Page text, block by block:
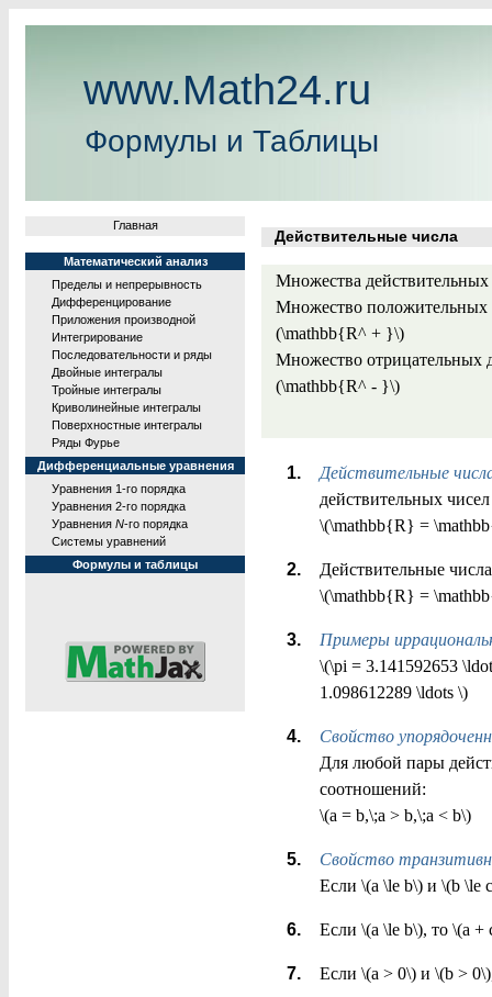
www.Math24.ru
Формулы и Таблицы
Главная
Математический анализ
Пределы и непрерывность
Дифференцирование
Приложения производной
Интегрирование
Последовательности и ряды
Двойные интегралы
Тройные интегралы
Криволинейные интегралы
Поверхностные интегралы
Ряды Фурье
Дифференциальные уравнения
Уравнения 1-го порядка
Уравнения 2-го порядка
Уравнения N-го порядка
Системы уравнений
Формулы и таблицы
Действительные числа
Множества
Множество положительных
(\mathbb{R^ + }\)
Множество отрицательных
(\mathbb{R^ - }\)
Действительные
действительных
\(\mathbb{R} =
Действительные
\(\mathbb{R} =
Примеры
\(\pi = 3.141592653
1.098612289 \ldots \)
Свойство
Для любой пары
соотношений:
\(a = b,\;a > b,\;a < b\)
Свойство
Если \(a \le b\) и \(b \le
Если \(a \le b\), то \(a +
Если \(a > 0\) и \(b >